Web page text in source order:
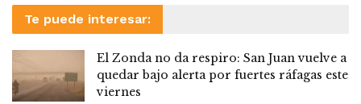
Te puede interesar:
El Zonda no da respiro: San Juan vuelve a
quedar bajo alerta por fuertes ráfagas este
viernes